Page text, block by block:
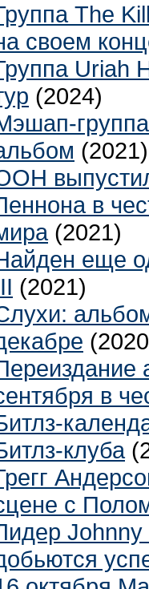
The
своем
Uriah
(2024)
(2021)
в
(2021)
еще
(2021)
в
клуба
с
Johnny